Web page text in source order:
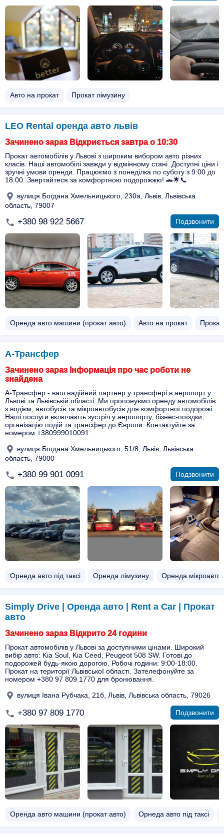
Авто на прокат Прокат лімузину
LEO Rental оренда авто львів
Зачинено зараз Відкриється завтра о 10:30
Прокат автомобілів у Львові з широким вибором авто різних
класів. Наші автомобілі завжди у відмінному стані. Доступні ціни і
зручні умови оренди. Працюємо з понеділка по суботу з 9:00 до
18:00. Звертайтеся за комфортною подорожжю! 🚗🌟📞
вулиця Богдана Хмельницького, 230а, Львів, Львівська
область, 79007
+380 98 922 5667 Подзвонити
Оренда авто машини (прокат авто) Авто на прокат
А-Трансфер
Зачинено зараз Інформація про час роботи не
знайдена
А-Трансфер - ваш надійний партнер у трансфері в аеропорт у
Львові та Львівській області. Ми пропонуємо оренду автомобілів
з водієм, автобусів та мікроавтобусів для комфортної подорожі.
Наші послуги включають зустріч у аеропорту, бізнес-поїздки,
організацію подій та трансфер до Європи. Контактуйте за
номером +380999010091.
вулиця Богдана Хмельницького, 51/8, Львів, Львівська
область, 79000
+380 99 901 0091 Подзвонити
Орнеда авто під таксі Оренда лімузину Оренда
Simply Drive | Оренда авто | Rent a Car | Прокат
авто
Зачинено зараз Відкрито 24 години
Прокат автомобілів у Львові за доступними цінами. Широкий
вибір авто: Kia Soul, Kia Ceed, Peugeot 508 SW. Готові до
подорожей будь-якою дорогою. Робочі години: 9:00-18:00.
Прокат на території Львівської області. Зателефонуйте за
номером +380 97 809 1770 для бронювання.
вулиця Івана Рубчака, 21б, Львів, Львівська область, 79026
+380 97 809 1770 Подзвонити
Оренда авто машини (прокат авто) Орнеда авто під таксі